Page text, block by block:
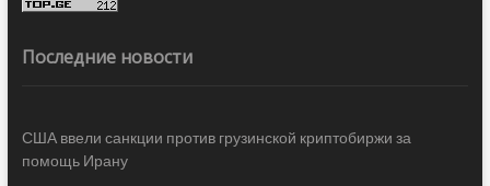
Последние новости
США ввели санкции против грузинской криптобиржи за
помощь Ирану